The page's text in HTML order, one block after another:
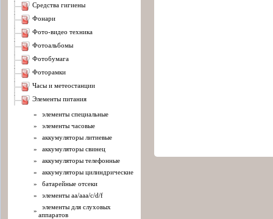
средства гигиены
фонари
фото-видео техника
фотоальбомы
фотобумага
фоторамки
часы и метеостанции
элементы питания
»
элементы специальные
»
элементы часовые
»
аккумуляторы литиевые
»
аккумуляторы свинец
»
аккумуляторы телефонные
»
аккумуляторы цилиндрические
»
батарейные отсеки
»
элементы aa/aaa/c/d/f
»
элементы для слуховых
аппаратов